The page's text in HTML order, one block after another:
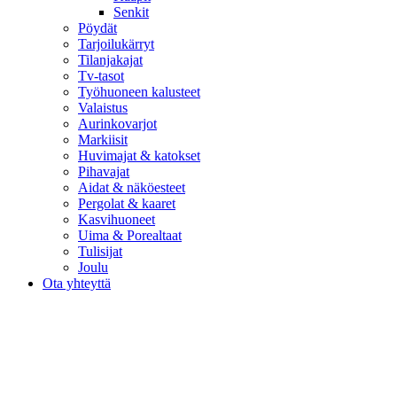
Senkit
Pöydät
Tarjoilukärryt
Tilanjakajat
Tv-tasot
Työhuoneen kalusteet
Valaistus
Aurinkovarjot
Markiisit
Huvimajat & katokset
Pihavajat
Aidat & näköesteet
Pergolat & kaaret
Kasvihuoneet
Uima & Porealtaat
Tulisijat
Joulu
Ota yhteyttä